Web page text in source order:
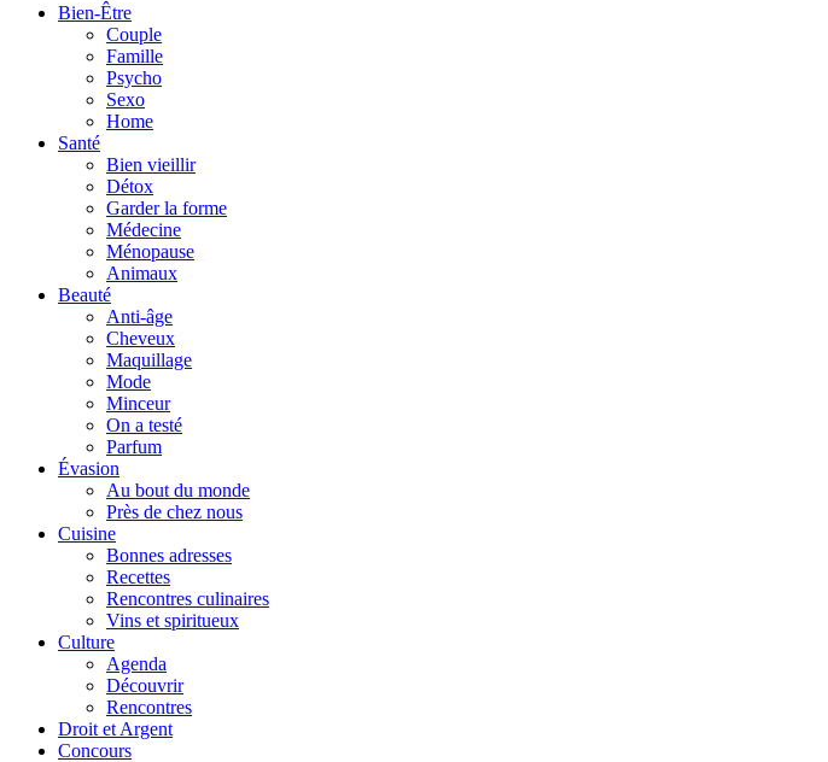
Bien-Être
Couple
Famille
Psycho
Sexo
Home
Santé
Bien vieillir
Détox
Garder la forme
Médecine
Ménopause
Animaux
Beauté
Anti-âge
Cheveux
Maquillage
Mode
Minceur
On a testé
Parfum
Évasion
Au bout du monde
Près de chez nous
Cuisine
Bonnes adresses
Recettes
Rencontres culinaires
Vins et spiritueux
Culture
Agenda
Découvrir
Rencontres
Droit et Argent
Concours